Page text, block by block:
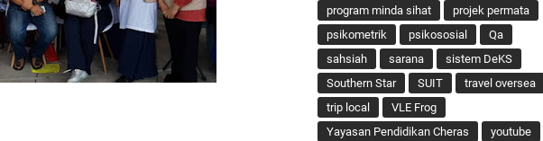
program minda sihat
projek permata
psikometrik
psikososial
Qa
sahsiah
sarana
sistem DeKS
Southern Star
SUIT
travel oversea
trip local
VLE Frog
Yayasan Pendidikan Cheras
youtube